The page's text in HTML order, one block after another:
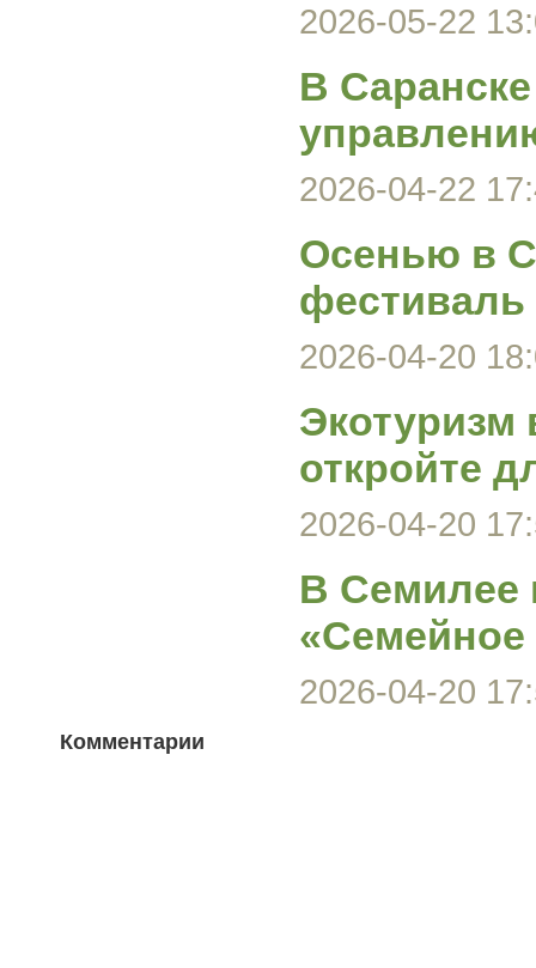
2026-05-22
В
2026-04-22
Осенью в
2026-04-20
откройте
2026-04-20
В Семилее
2026-04-20
Комментарии